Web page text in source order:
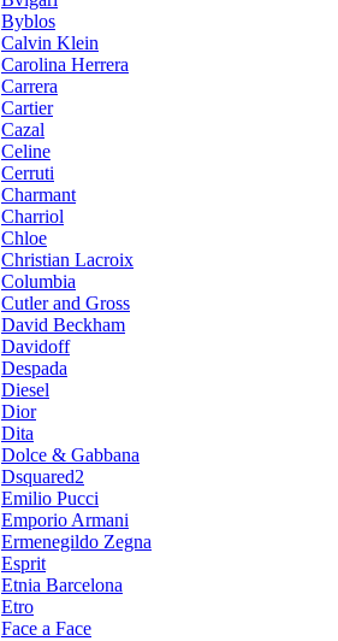
Byblos
Calvin Klein
Carolina Herrera
Carrera
Cartier
Cazal
Celine
Cerruti
Charmant
Charriol
Chloe
Christian Lacroix
Columbia
Cutler and Gross
David Beckham
Davidoff
Despada
Diesel
Dior
Dita
Dolce & Gabbana
Dsquared2
Emilio Pucci
Emporio Armani
Ermenegildo Zegna
Esprit
Etnia Barcelona
Etro
Face a Face